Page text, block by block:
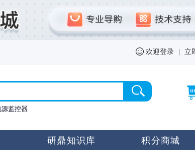
欢迎登录 立
源监控器
研鼎知识库 积分商城